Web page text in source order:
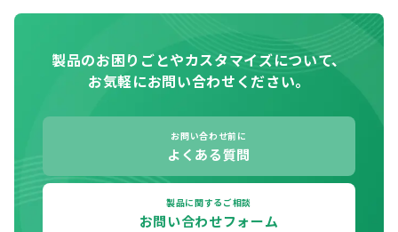
製品のお困りごとやカスタマイズについて、
お気軽にお問い合わせください。
お問い合わせ前に
よくある質問
製品に関するご相談
お問い合わせフォーム